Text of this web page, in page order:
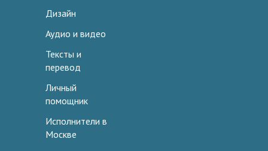
Дизайн
Аудио и видео
Тексты и
перевод
Личный
помощник
Исполнители в
Москве